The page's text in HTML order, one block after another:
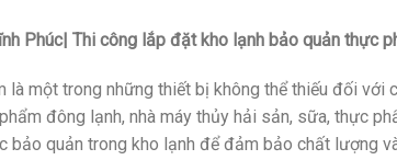
Phúc| Thi công lắp đặt kho lạnh bảo quản thực
là một trong những thiết bị không thể thiếu đối với
đông lạnh, nhà máy thủy hải sản, sữa, thực
bảo quản trong kho lạnh để đảm bảo chất lượng